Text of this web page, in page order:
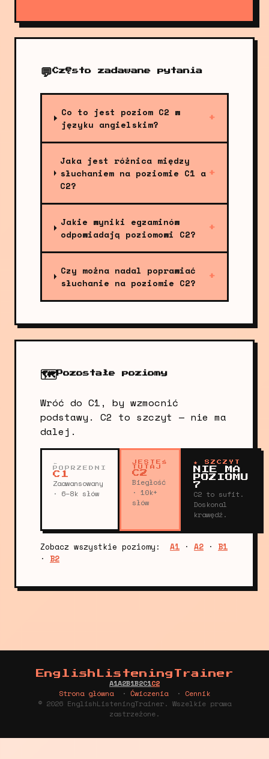
💬Często zadawane pytania
Co to jest poziom C2 w
języku angielskim?
+
Jaka jest różnica między
słuchaniem na poziomie C1 a
C2?
+
Jakie wyniki egzaminów
odpowiadają poziomowi C2?
+
Czy można nadal poprawiać
słuchanie na poziomie C2?
+
🗺️ Pozostałe poziomy
Wróć do C1, by wzmocnić
podstawy. C2 to szczyt — nie ma
dalej.
←
POPRZEDNI
C1
Zaawansowany
· 6–8k słów
JESTEŚ
TUTAJ
C2
Biegłość
· 10k+
słów
★ SZCZYT
NIE MA
POZIOMU
7
C2 to sufit.
Doskonal
krawędź.
Zobacz wszystkie poziomy: A1 · A2 · B1
· B2
EnglishListeningTrainer
A1A2B1B2C1C2
Strona główna
· Ćwiczenia · Cennik
© 2026 EnglishListeningTrainer. Wszelkie prawa
zastrzeżone.